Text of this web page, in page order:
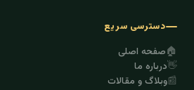
دسترسی سریع
🏠صفحه اصلی
👋درباره ما
📰وبلاگ و مقالات